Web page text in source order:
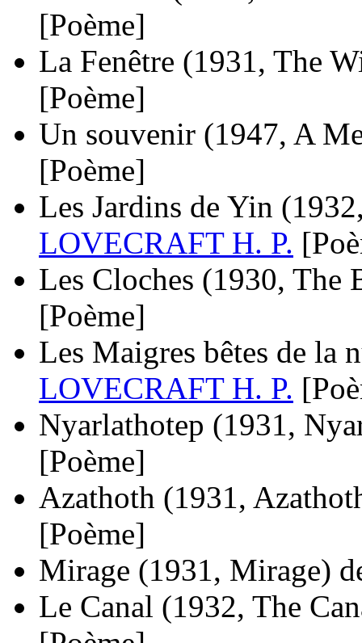
[Poème]
La Fenêtre (1931, The
[Poème]
Un souvenir (1947, A
[Poème]
Les Jardins de Yin
LOVECRAFT H. P.
Les Cloches (1930, The
[Poème]
Les Maigres bêtes de la
LOVECRAFT H. P.
Nyarlathotep (1931,
[Poème]
Azathoth (1931,
[Poème]
Mirage (1931, Mirage)
Le Canal (1932, The